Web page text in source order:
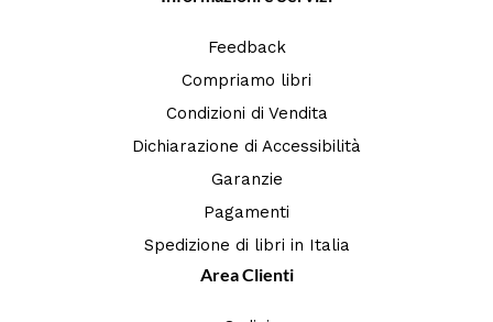
Feedback
Compriamo libri
Condizioni di Vendita
Dichiarazione di Accessibilità
Garanzie
Pagamenti
Spedizione di libri in Italia
Area Clienti